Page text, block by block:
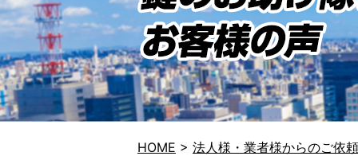
HOME > 法人様・業者様からのご依頼